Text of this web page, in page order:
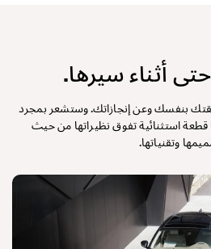
أثناء سيرها.
ثقتك بنفسك وعن إنجازاتك. وستشعر بمجرد
قطعة استثنائية تفوق نظيراتها من حيث
وتقنياتها.